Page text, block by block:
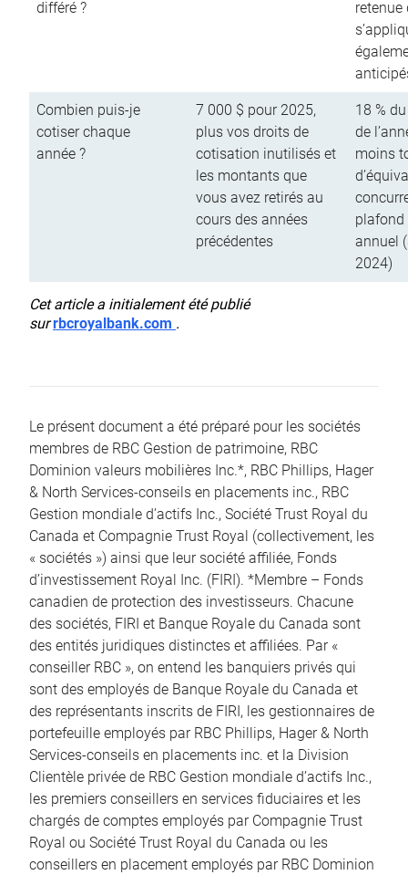
différé ?
retenue
Combien puis-je
cotiser chaque
année ?
7 000 $ pour 2025,
plus vos droits de
cotisation inutilisés et
les montants que
vous avez retirés au
cours des années
précédentes
18 %
de
moins
annuel
2024)
Cet article a initialement été publié
surrbcroyalbank.com .
Le présent document a été préparé pour les sociétés
membres de RBC Gestion de patrimoine, RBC
Dominion valeurs mobilières Inc.*, RBC Phillips, Hager
& North Services-conseils en placements inc., RBC
Gestion mondiale d’actifs Inc., Société Trust Royal du
Canada et Compagnie Trust Royal (collectivement, les
« sociétés ») ainsi que leur société affiliée, Fonds
d’investissement Royal Inc. (FIRI). *Membre – Fonds
canadien de protection des investisseurs. Chacune
des sociétés, FIRI et Banque Royale du Canada sont
des entités juridiques distinctes et affiliées. Par «
conseiller RBC », on entend les banquiers privés qui
sont des employés de Banque Royale du Canada et
des représentants inscrits de FIRI, les gestionnaires de
portefeuille employés par RBC Phillips, Hager & North
Services-conseils en placements inc. et la Division
Clientèle privée de RBC Gestion mondiale d’actifs Inc.,
les premiers conseillers en services fiduciaires et les
chargés de comptes employés par Compagnie Trust
Royal ou Société Trust Royal du Canada ou les
conseillers en placement employés par RBC Dominion